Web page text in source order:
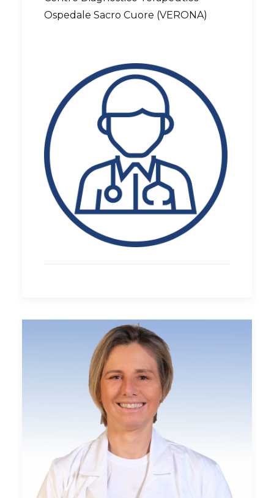
Ospedale Sacro Cuore (VERONA)